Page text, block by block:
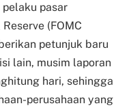
pasar
(FOMC
petunjuk baru
lain, musim laporan
hari, sehingga
perusahaan yang